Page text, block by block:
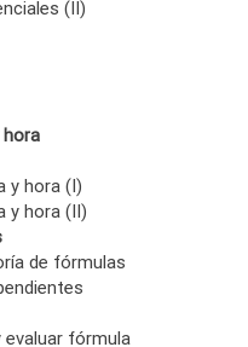
(II)
hora
y hora (I)
y hora (II)
de fórmulas
fórmula